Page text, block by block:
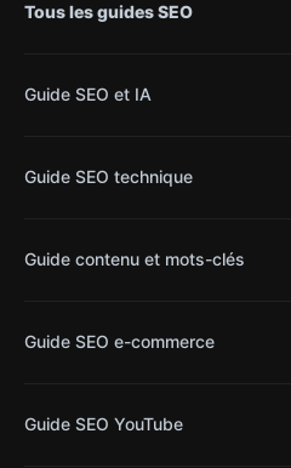
Tous les guides SEO
Guide SEO et IA
Guide SEO technique
Guide contenu et mots-clés
Guide SEO e-commerce
Guide SEO YouTube